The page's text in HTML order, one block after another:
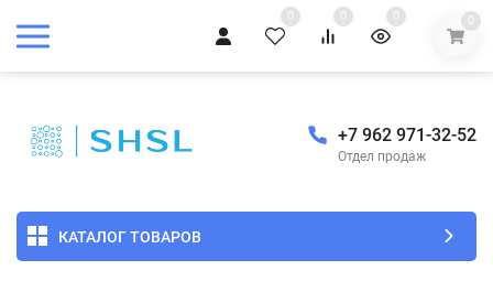
0 0 0 0
+7 962 971-32-52
Отдел продаж
КАТАЛОГ ТОВАРОВ